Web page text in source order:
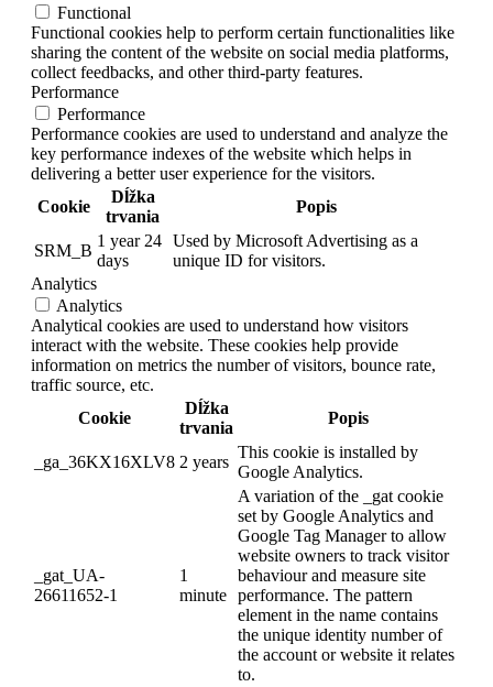
Functional
Functional cookies help to perform certain functionalities like
sharing the content of the website on social media platforms,
collect feedbacks, and other third-party features.
Performance
Performance
Performance cookies are used to understand and analyze the
key performance indexes of the website which helps in
delivering a better user experience for the visitors.
Cookie
Dĺžka
trvania
Popis
SRM_B
1 year 24
days
Used by Microsoft Advertising as a
unique ID for visitors.
Analytics
Analytics
Analytical cookies are used to understand how visitors
interact with the website. These cookies help provide
information on metrics the number of visitors, bounce rate,
traffic source, etc.
Cookie
Dĺžka
trvania
Popis
_ga_36KX16XLV8 2 years
This cookie is installed by
Google Analytics.
_gat_UA-
26611652-1
1
minute
A variation of the _gat cookie
set by Google Analytics and
Google Tag Manager to allow
website owners to track visitor
behaviour and measure site
performance. The pattern
element in the name contains
the unique identity number of
the account or website it relates
to.